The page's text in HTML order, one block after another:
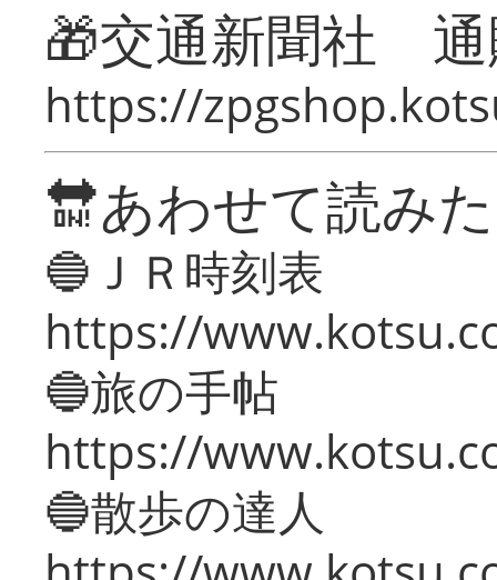
🎁交通新聞社
https://
🔛あわせて読み
🔵ＪＲ時刻表
https://
🔵旅の手帖
https://
🔵散歩の達人